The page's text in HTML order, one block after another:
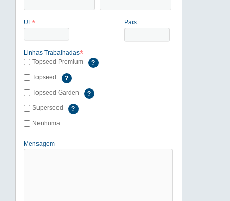
*
UF Pais
Linhas Trabalhadas*
Topseed Premium
?
Topseed
?
Topseed Garden
?
Superseed
?
Nenhuma
Mensagem